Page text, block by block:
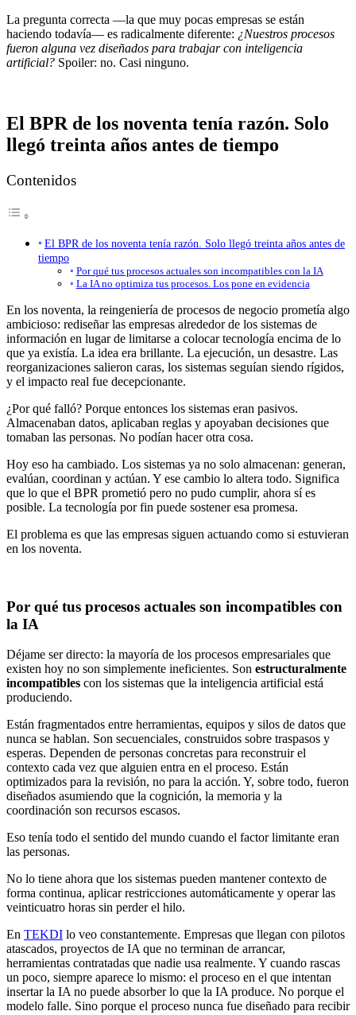
La pregunta correcta —la que muy pocas empresas se están
haciendo todavía— es radicalmente diferente: ¿Nuestros procesos
fueron alguna vez diseñados para trabajar con inteligencia
artificial? Spoiler: no. Casi ninguno.
El BPR de los noventa tenía razón. Solo
llegó treinta años antes de tiempo
Contenidos
El BPR de los noventa tenía razón. Solo llegó treinta años antes de
tiempo
Por qué tus procesos actuales son incompatibles con la IA
La IA no optimiza tus procesos. Los pone en evidencia
En los noventa, la reingeniería de procesos de negocio prometía algo
ambicioso: rediseñar las empresas alrededor de los sistemas de
información en lugar de limitarse a colocar tecnología encima de lo
que ya existía. La idea era brillante. La ejecución, un desastre. Las
reorganizaciones salieron caras, los sistemas seguían siendo rígidos,
y el impacto real fue decepcionante.
¿Por qué falló? Porque entonces los sistemas eran pasivos.
Almacenaban datos, aplicaban reglas y apoyaban decisiones que
tomaban las personas. No podían hacer otra cosa.
Hoy eso ha cambiado. Los sistemas ya no solo almacenan: generan,
evalúan, coordinan y actúan. Y ese cambio lo altera todo. Significa
que lo que el BPR prometió pero no pudo cumplir, ahora sí es
posible. La tecnología por fin puede sostener esa promesa.
El problema es que las empresas siguen actuando como si estuvieran
en los noventa.
Por qué tus procesos actuales son incompatibles con
la IA
Déjame ser directo: la mayoría de los procesos empresariales que
existen hoy no son simplemente ineficientes. Son estructuralmente
incompatibles con los sistemas que la inteligencia artificial está
produciendo.
Están fragmentados entre herramientas, equipos y silos de datos que
nunca se hablan. Son secuenciales, construidos sobre traspasos y
esperas. Dependen de personas concretas para reconstruir el
contexto cada vez que alguien entra en el proceso. Están
optimizados para la revisión, no para la acción. Y, sobre todo, fueron
diseñados asumiendo que la cognición, la memoria y la
coordinación son recursos escasos.
Eso tenía todo el sentido del mundo cuando el factor limitante eran
las personas.
No lo tiene ahora que los sistemas pueden mantener contexto de
forma continua, aplicar restricciones automáticamente y operar las
veinticuatro horas sin perder el hilo.
En TEKDI lo veo constantemente. Empresas que llegan con pilotos
atascados, proyectos de IA que no terminan de arrancar,
herramientas contratadas que nadie usa realmente. Y cuando rascas
un poco, siempre aparece lo mismo: el proceso en el que intentan
insertar la IA no puede absorber lo que la IA produce. No porque el
modelo falle. Sino porque el proceso nunca fue diseñado para recibir